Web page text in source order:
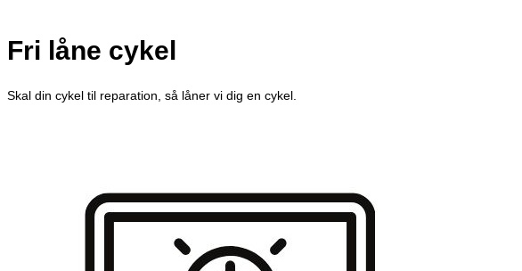
Fri låne cykel
Skal din cykel til reparation, så låner vi dig en cykel.